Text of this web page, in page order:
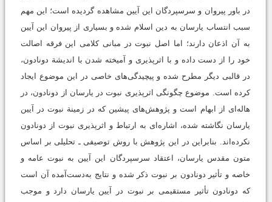
در باور پیروان و سرسپردگان این آیین مشاهده گردیده است؛ این مهم
سبب انتساب یارسان به دین اسلام شده و بسیاری از پیروان این آیین
به آن اذعان دارند؛ اما اصل نبوت در مبانی کلامی این فرقه اصالت
خود را از دست داده و با اثرپذیری و آمیخته شدن با اندیشة دونادون،
در قالبی دیگر مطرح شده و پیچیدگی‌های خاصی در این موضوع ایجاد
کرده است. موضوع چگونگی اثرپذیری نبوت در یارسان از دونادون، در
هاله‌ای از ابهام است و پژوهش‌های پیشین که در زمینة نبوت در آیین
یارسان نگاشته شده، اشاره‌ای به ارتباط و اثرپذیری نبوت از دونادون
نکرده‌اند. بنابراین در این پژوهش با روش توصیفی ـ تحلیلی بر اساس
متون مقدس یارسان، اعتقاد سرسپردگان این آیین به نبوت عامه و
خاصه و تأثیر دونادون بر نبوت ذکر شده و نتایج به‌دست‌آمده آن است
که دونادون تأثیر مستقیمی بر نبوت در آیین یارسان دارد و موجب